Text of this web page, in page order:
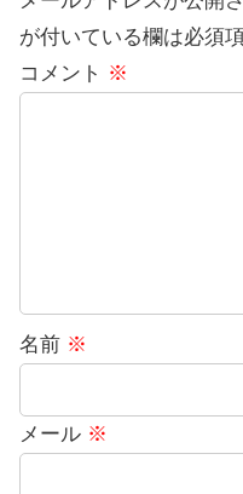
が付いている欄は必須
コメント ※
名前 ※
メール ※